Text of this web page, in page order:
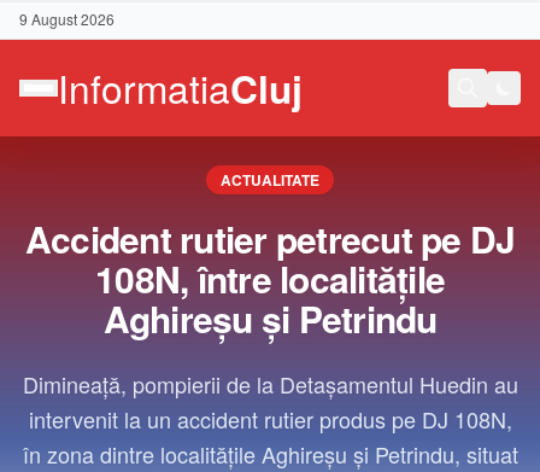
9 August 2026
ACTUALITATE
Accident rutier petrecut pe DJ
108N, între localitățile
Aghireșu și Petrindu
Dimineață, pompierii de la Detașamentul Huedin au
intervenit la un accident rutier produs pe DJ 108N,
în zona dintre localitățile Aghireșu și Petrindu, situat